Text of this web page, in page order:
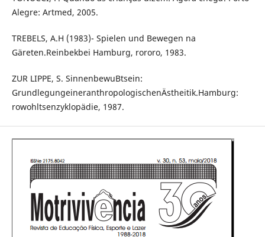
Alegre: Artmed, 2005.
TREBELS, A.H (1983)- Spielen und Bewegen na
Gäreten.Reinbekbei Hamburg, rororo, 1983.
ZUR LIPPE, S. SinnenbewuBtsein:
GrundlegungeineranthropologischenÄstheitik.Hamburg:
rowohltsenzyklopädie, 1987.